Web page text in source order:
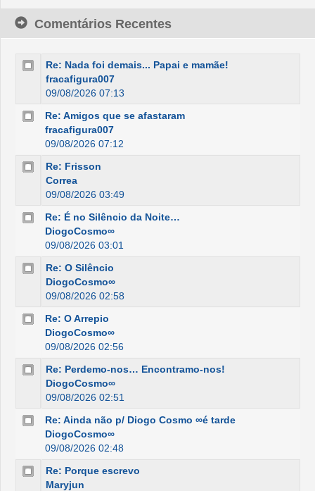
Comentários Recentes
Re: Nada foi demais... Papai e mamãe!
fracafigura007
09/08/2026 07:13
Re: Amigos que se afastaram
fracafigura007
09/08/2026 07:12
Re: Frisson
Correa
09/08/2026 03:49
Re: É no Silêncio da Noite…
DiogoCosmo∞
09/08/2026 03:01
Re: O Silêncio
DiogoCosmo∞
09/08/2026 02:58
Re: O Arrepio
DiogoCosmo∞
09/08/2026 02:56
Re: Perdemo-nos… Encontramo-nos!
DiogoCosmo∞
09/08/2026 02:51
Re: Ainda não p/ Diogo Cosmo ∞é tarde
DiogoCosmo∞
09/08/2026 02:48
Re: Porque escrevo
Maryjun